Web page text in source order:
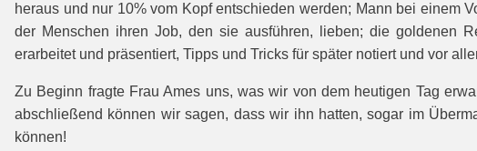
heraus und nur 10% vom Kopf entschieden werden; Mann bei einem
der Menschen ihren Job, den sie ausführen, lieben; die goldenen
erarbeitet und präsentiert, Tipps und Tricks für später notiert und vor
Zu Beginn fragte Frau Ames uns, was wir von dem heutigen Tag
abschließend können wir sagen, dass wir ihn hatten, sogar im
können!